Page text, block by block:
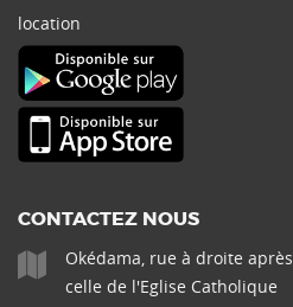
location
CONTACTEZ NOUS
Okédama, rue à droite après
celle de l'Eglise Catholique